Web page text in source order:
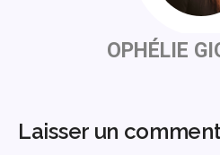
OPHÉLIE
Laisser un